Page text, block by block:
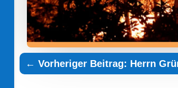
←Vorheriger Beitrag: Herrn